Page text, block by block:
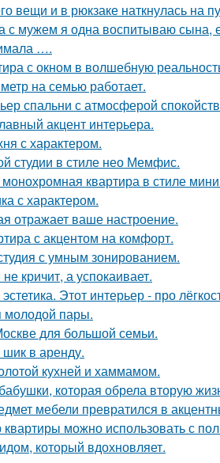
вещи и в рюкзаке наткнулась на
с мужем я одна воспитываю сына,
….
с окном в волшебную
на семью работает.
спальни с атмосферой
акцент интерьера.
с характером.
студии в стиле нео Мемфис.
квартира в стиле
с характером.
отражает ваше настроение.
с акцентом на комфорт.
с умным зонированием.
кричит, а успокаивает.
Этот интерьер - про
пары.
для большой семьи.
в аренду.
кухней и хаммамом.
которая обрела вторую
мебели превратился в
можно использовать с
который вдохновляет.